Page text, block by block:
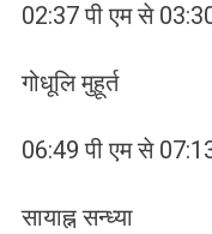
02:37 पी एम से
गोधूलि मुहूर्त
06:49 पी एम से
सायाह्न सन्ध्या